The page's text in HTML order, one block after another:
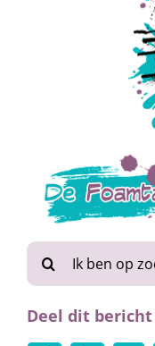
Zoeken
naar:
Deel dit bericht